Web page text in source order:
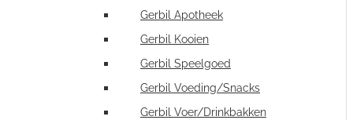
Gerbil Apotheek
Gerbil Kooien
Gerbil Speelgoed
Gerbil Voeding/Snacks
Gerbil Voer/Drinkbakken